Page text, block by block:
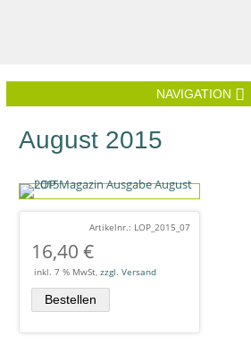
NAVIGATION
August 2015
16,40 €
Artikelnr.: LOP_2015_07
inkl. 7 % MwSt, zzgl. Versand